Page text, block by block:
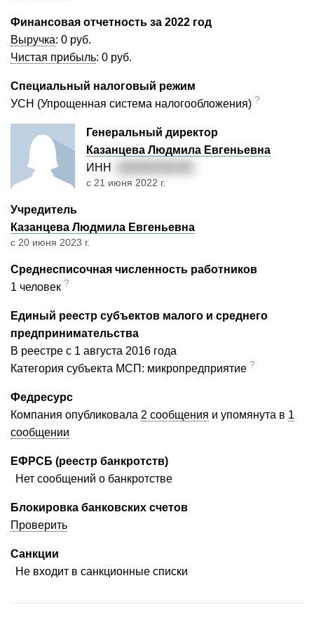
Финансовая отчетность за 2022 год
Выручка: 0 руб.
Чистая прибыль: 0 руб.
Специальный налоговый режим
УСН (Упрощенная система налогообложения) ?
Генеральный директор
Казанцева Людмила Евгеньевна
ИНН
с 21 июня 2022 г.
Учредитель
Казанцева Людмила Евгеньевна
с 20 июня 2023 г.
Среднесписочная численность работников
1 человек ?
Единый реестр субъектов малого и среднего
предпринимательства
В реестре с 1 августа 2016 года
Категория субъекта МСП: микропредприятие ?
Федресурс
Компания опубликовала 2 сообщения и упомянута в 1
сообщении
ЕФРСБ (реестр банкротств)
Нет сообщений о банкротстве
Блокировка банковских счетов
Проверить
Санкции
Не входит в санкционные списки